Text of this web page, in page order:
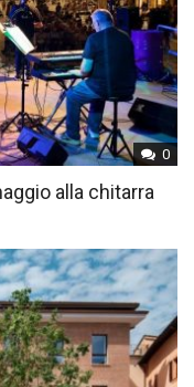
0
alla chitarra